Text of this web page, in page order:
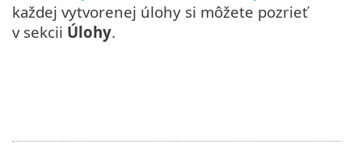
každej vytvorenej úlohy si môžete pozrieť
v sekcii Úlohy.